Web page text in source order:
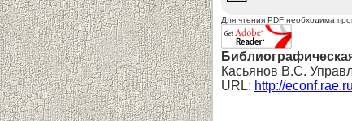
Для чтения PDF необходима
Касьянов В.С.
URL: http://